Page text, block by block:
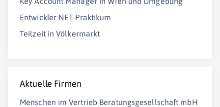
Entwickler NET Praktikum
Teilzeit in Völkermarkt
Aktuelle Firmen
Menschen im Vertrieb Beratungsgesellschaft mbH